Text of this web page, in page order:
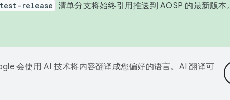
release 清单分支将始终引用推送到 AOSP 的最新版
会使用 AI 技术将内容翻译成您偏好的语言。AI 翻译可